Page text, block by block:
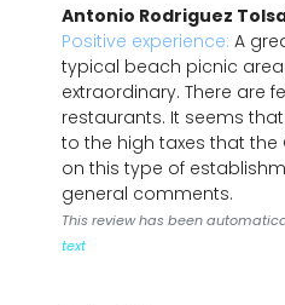
Antonio Rodriguez
Positive experience: A
typical beach picnic
extraordinary. There are
restaurants. It seems
to the high taxes that the
on this type of
general comments.
This review has been
text